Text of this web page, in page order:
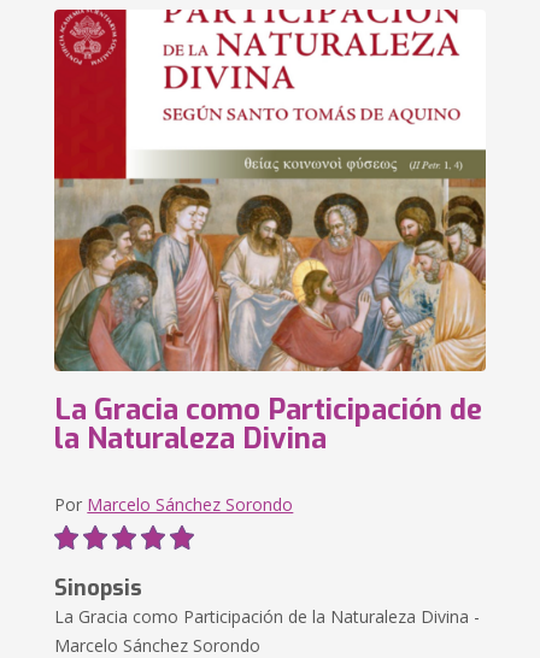
La Gracia como Participación de
la Naturaleza Divina
Por Marcelo Sánchez Sorondo
Sinopsis
La Gracia como Participación de la Naturaleza Divina -
Marcelo Sánchez Sorondo